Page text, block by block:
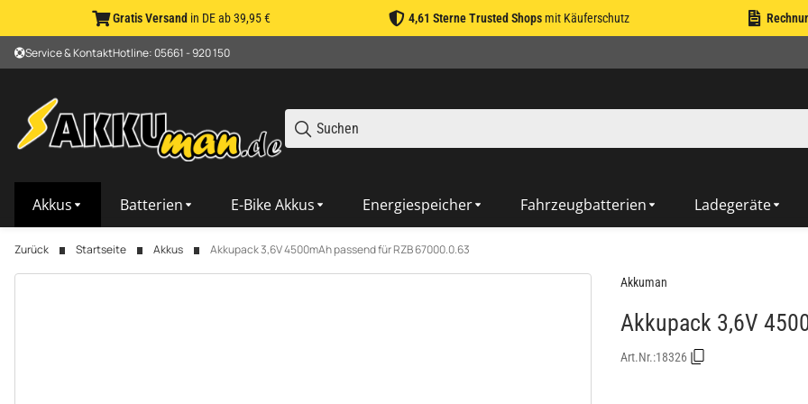
Gratis Versand in DE ab 39,95 € 4,61 Sterne Trusted Shopsmit Käuferschutz
Service & KontaktHotline: 05661 - 920 150
Akkus Batterien E-Bike Akkus Energiespeicher Fahrzeugbatterien Ladegeräte
Zurück Startseite Akkus Akkupack 3,6V 4500mAh passend für RZB 67000.0.63
Akkuman
Akkupack 3,6V
Art.Nr.:18326